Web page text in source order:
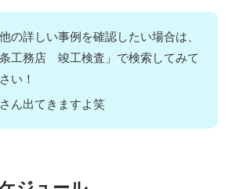
の詳しい事例を確認したい場合は、
条工務店 竣工検査」で検索してみて
い！
ん出てきますよ笑